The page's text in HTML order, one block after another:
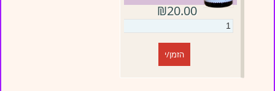
₪20.00
הזמן/י